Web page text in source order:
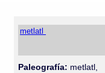
metlatl
Paleografía: metlatl,